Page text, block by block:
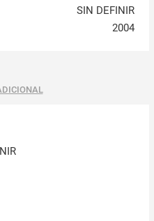
SIN DEFINIR
2004